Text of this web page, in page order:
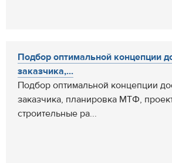
Подбор оптимальной концепции
заказчика,...
Подбор оптимальной концепции
заказчика, планировка МТФ,
строительные ра...